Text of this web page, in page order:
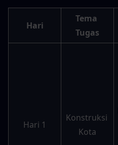
Hari
Tema
Tugas
Hari 1
Konstruksi
Kota